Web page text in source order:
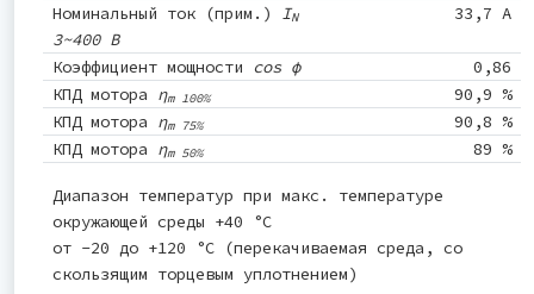
Номинальный ток (прим.) IN
3~400 В
33,7 A
Коэффициент мощности cos φ
0,86
КПД мотора ηm 100%
90,9 %
КПД мотора ηm 75%
90,8 %
КПД мотора ηm 50% 89 %
Диапазон температур при макс. температуре
окружающей среды +40 °C
от -20 до +120 °C (перекачиваемая среда, со
скользящим торцевым уплотнением)